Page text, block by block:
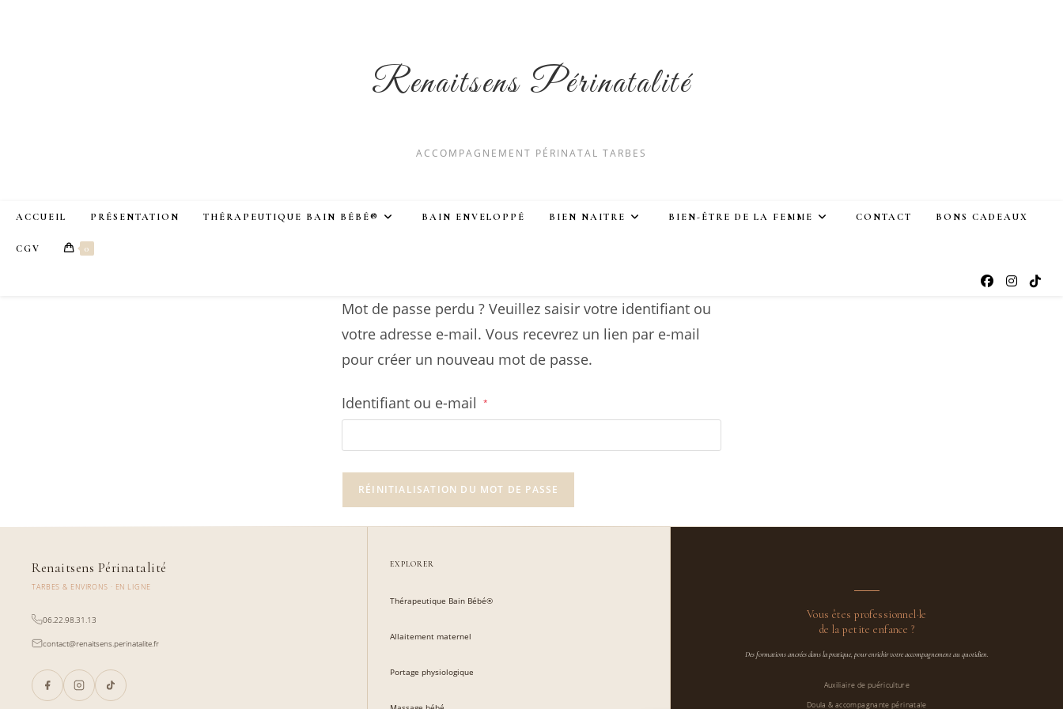
Renaitsens Périnatalité
ACCOMPAGNEMENT PÉRINATAL TARBES
ACCUEIL PRÉSENTATION THÉRAPEUTIQUE BAIN BÉBÉ® BAIN ENVELOPPÉ BIEN NAITRE BIEN-ÊTRE DE LA FEMME CONTACT BONS CADEAUX
CGV 0
Mot de passe perdu ? Veuillez saisir votre identifiant ou
votre adresse e-mail. Vous recevrez un lien par e-mail
pour créer un nouveau mot de passe.
Identifiant ou e-mail *
RÉINITIALISATION DU MOT DE PASSE
Renaitsens Périnatalité
TARBES & ENVIRONS · EN LIGNE
06.22.98.31.13
contact@renaitsens.perinatalite.fr
EXPLORER
Thérapeutique Bain Bébé®
Allaitement maternel
Portage physiologique
Vous êtes professionnel·le
de la petite enfance ?
Des formations ancrées dans la pratique, pour enrichir votre accompagnement au quotidien.
Auxiliaire de puériculture
Doula & accompagnante périnatale